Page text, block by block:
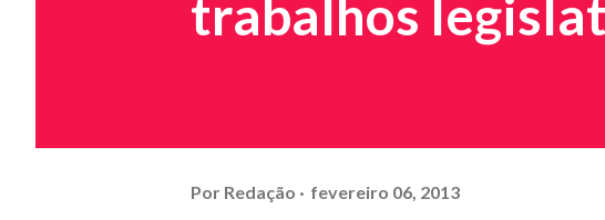
trabalhos
Por Redação fevereiro 06, 2013